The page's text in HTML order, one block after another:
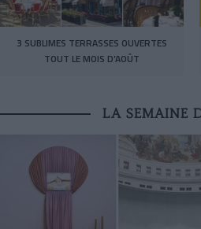
3 SUBLIMES TERRASSES OUVERTES
TOUT LE MOIS D’AOÛT
LA SEMAINE